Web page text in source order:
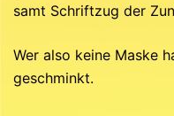
samt Schriftzug der
Wer also keine Maske
geschminkt.